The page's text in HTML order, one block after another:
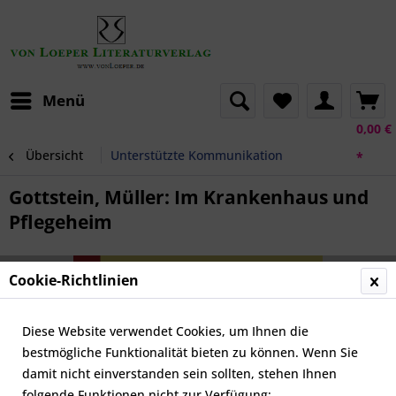
Menü
0,00 €
*
Übersicht Unterstützte Kommunikation
Gottstein, Müller: Im Krankenhaus und
Pflegeheim
Cookie-Richtlinien
Diese Website verwendet Cookies, um Ihnen die
bestmögliche Funktionalität bieten zu können. Wenn Sie
damit nicht einverstanden sein sollten, stehen Ihnen